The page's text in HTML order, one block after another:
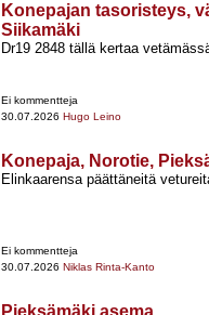
Konepajan tasoristeys,
Siikamäki
Dr19 2848 tällä kertaa
Ei kommentteja
30.07.2026 Hugo Leino
Konepaja, Norotie,
Elinkaarensa päättäneitä
Ei kommentteja
30.07.2026 Niklas Rinta-Kanto